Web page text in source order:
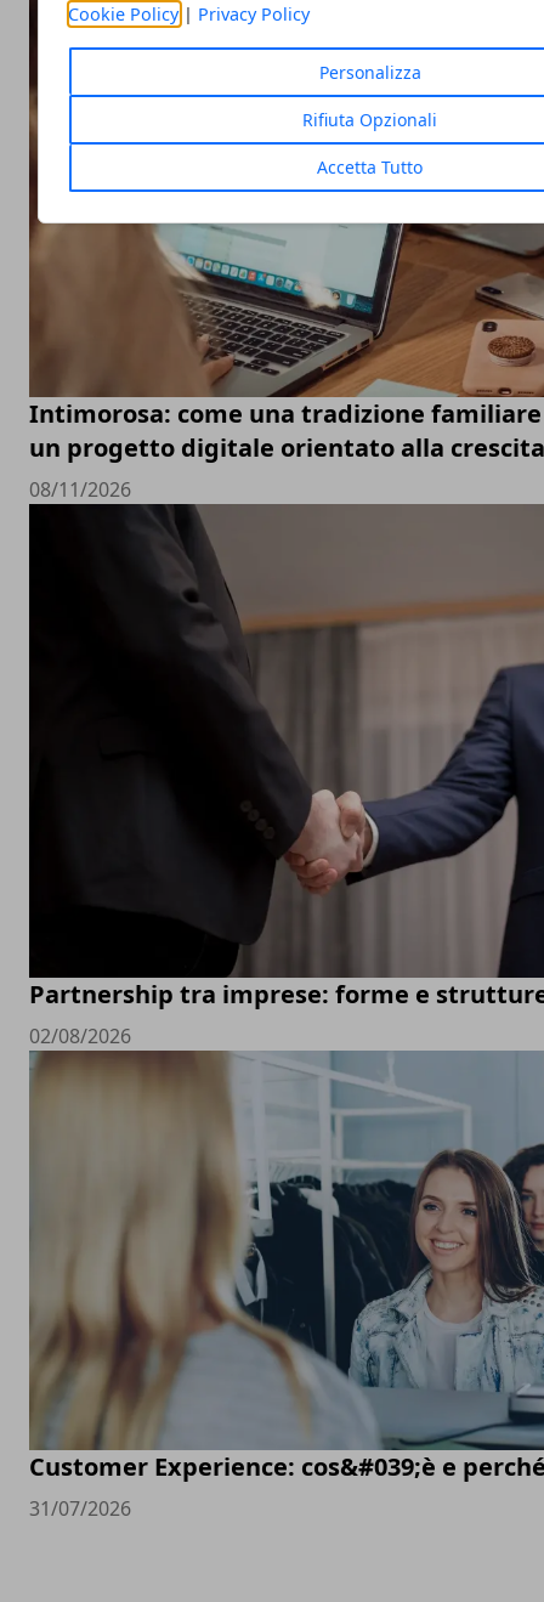
Cookie Policy| Privacy Policy
Personalizza
Rifiuta Opzionali
Accetta Tutto
Intimorosa: come una tradizione
un progetto digitale orientato alla
08/11/2026
Partnership tra imprese: forme e
02/08/2026
Customer Experience: cos&#039;è e
31/07/2026